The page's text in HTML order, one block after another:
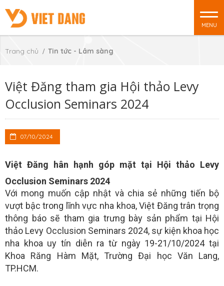
MENU
Trang chủ Tin tức - Lâm sàng
Việt Đăng tham gia Hội thảo Levy
Occlusion Seminars 2024
07/10/2024
Việt Đăng hân hạnh góp mặt tại Hội thảo Levy
Occlusion Seminars 2024
Với mong muốn cập nhật và chia sẻ những tiến bộ
vượt bậc trong lĩnh vực nha khoa, Việt Đăng trân trọng
thông báo sẽ tham gia trưng bày sản phẩm tại Hội
thảo Levy Occlusion Seminars 2024, sự kiện khoa học
nha khoa uy tín diễn ra từ ngày 19-21/10/2024 tại
Khoa Răng Hàm Mặt, Trường Đại học Văn Lang,
TP.HCM.